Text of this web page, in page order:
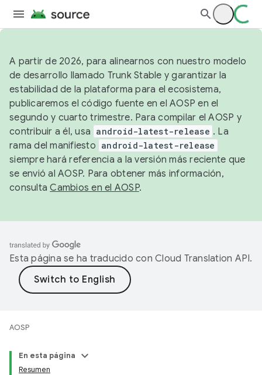
A partir de 2026, para alinearnos con nuestro modelo
de desarrollo llamado Trunk Stable y garantizar la
estabilidad de la plataforma para el ecosistema,
publicaremos el código fuente en el AOSP en el
segundo y cuarto trimestre. Para compilar el AOSP y
contribuir a él, usa android-latest-release . La
rama del manifiesto android-latest-release
siempre hará referencia a la versión más reciente que
se envió al AOSP. Para obtener más información,
consultaCambios en el AOSP.
Esta página se ha traducido con Cloud Translation API.
AOSP
En esta página
Resumen